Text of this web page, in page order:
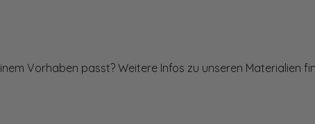
Vorhaben passt? Weitere Infos zu unseren Materialien